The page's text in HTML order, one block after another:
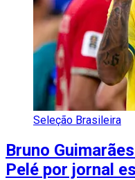
Seleção Brasileira
Bruno
Pelé por jornal